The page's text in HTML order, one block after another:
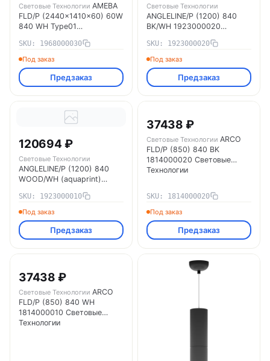
Световые Технологии AMEBA
FLD/P (2440x1410x60) 60W
840 WH Type01
Технологии
SKU: 1968000030
Под заказ
Предзаказ
Световые Технологии
ANGLELINE/P (1200) 840
BK/WH 1923000020
SKU: 1923000020
Под заказ
Предзаказ
120694 ₽
Световые Технологии
ANGLELINE/P (1200) 840
WOOD/WH (aquaprint)
Технологии
SKU: 1923000010
Под заказ
Предзаказ
37438 ₽
Световые Технологии ARCO
FLD/P (850) 840 BK
1814000020 Световые
Технологии
SKU: 1814000020
Под заказ
Предзаказ
37438 ₽
Световые Технологии ARCO
FLD/P (850) 840 WH
1814000010 Световые
Технологии